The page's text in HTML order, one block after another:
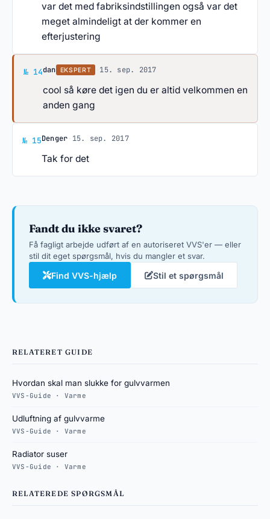
var det med fabriksindstillingen også var det
meget almindeligt at der kommer en
efterjustering
№ 14Svar af dan
dan EKSPERT 15. sep. 2017
cool så køre det igen du er altid velkommen en
anden gang
№ 15Svar af Denger
Denger· 15. sep. 2017
Tak for det
Fandt du ikke svaret?
Få fagligt arbejde udført af en autoriseret VVS'er — eller
stil dit eget spørgsmål, hvis du mangler et svar.
Find VVS-hjælp Stil et spørgsmål
RELATERET GUIDE
Hvordan skal man slukke for gulvvarmen
VVS-Guide · Varme
Udluftning af gulvvarme
VVS-Guide · Varme
Radiator suser
VVS-Guide · Varme
RELATEREDE SPØRGSMÅL